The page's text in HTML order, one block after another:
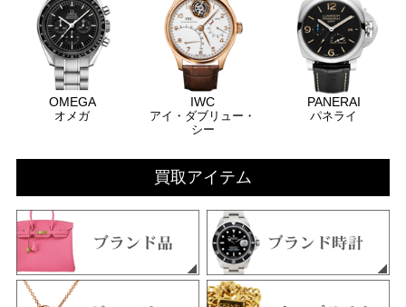
OMEGA
オメガ
IWC
アイ・ダブリュー・
シー
PANERAI
パネライ
買取アイテム